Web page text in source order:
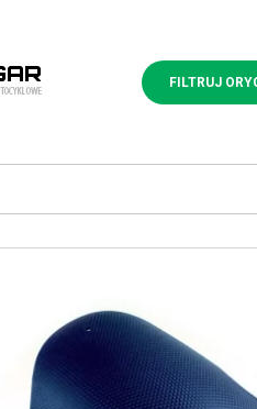
FILTRUJ